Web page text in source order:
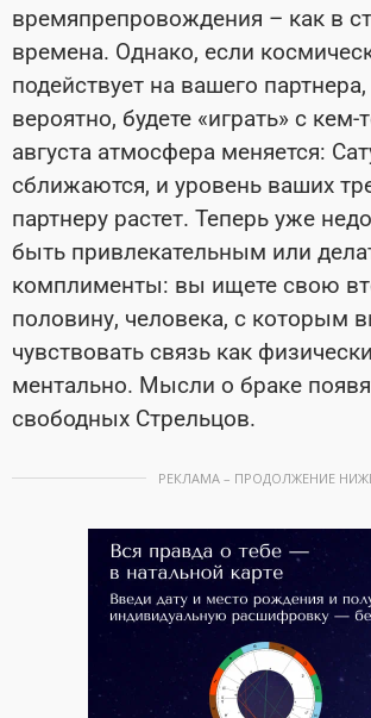
времяпрепровождения – как в
времена. Однако, если
подействует на вашего
вероятно, будете «играть» с
августа атмосфера меняется:
сближаются, и уровень ваших
партнеру растет. Теперь уже
быть привлекательным или
комплименты: вы ищете свою
половину, человека, с которым
чувствовать связь как
ментально. Мысли о браке
свободных Стрельцов.
РЕКЛАМА – ПРОДОЛЖЕНИЕ